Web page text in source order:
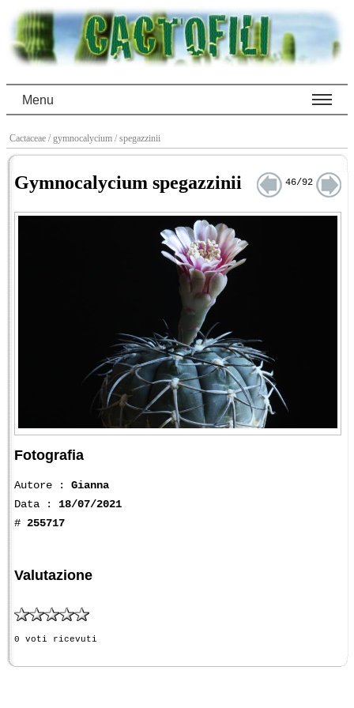
Menu
Cactaceae / gymnocalycium / spegazzinii
Gymnocalycium spegazzinii 46/92
Fotografia
Autore : Gianna
Data : 18/07/2021
# 255717
Valutazione
0 voti ricevuti